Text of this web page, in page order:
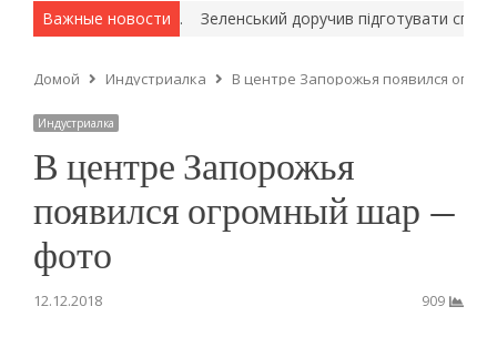
Важные новости
и армейские методы. Зеленський доручив підготувати
Домой Индустриалка В центре Запорожья появился
Индустриалка
В центре Запорожья
появился огромный шар —
фото
12.12.2018 909